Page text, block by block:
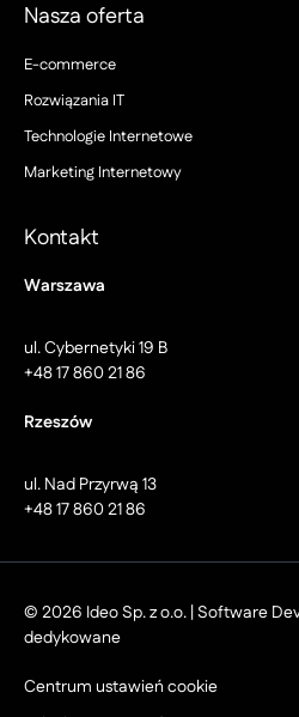
Nasza oferta
E-commerce
Rozwiązania IT
Technologie Internetowe
Marketing Internetowy
Kontakt
Warszawa
ul. Cybernetyki 19 B
+48 17 860 21 86
Rzeszów
ul. Nad Przyrwą 13
+48 17 860 21 86
© 2026 Ideo Sp. z o.o. | Software
dedykowane
Centrum ustawień cookie